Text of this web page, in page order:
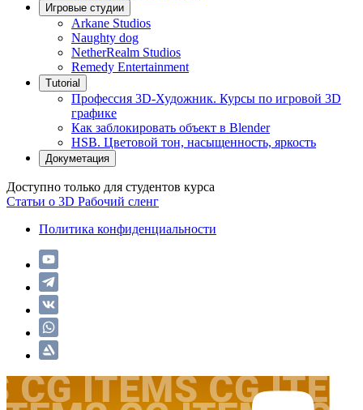
Игровые студии
Arkane Studios
Naughty dog
NetherRealm Studios
Remedy Entertainment
Tutorial
Профессия 3D-Художник. Курсы по игровой 3D
графике
Как заблокировать объект в Blender
HSB. Цветовой тон, насыщенность, яркость
Докуметация
Доступно только для студентов курса
Статьи о 3D Рабочий сленг
Политика конфиденциальности